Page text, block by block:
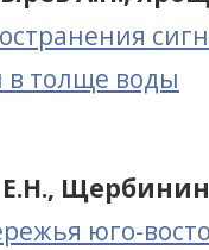
в толще воды
юго-